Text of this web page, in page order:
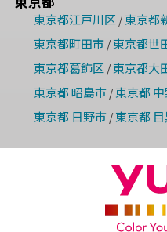
東京都江戸川区/ 東京都
東京都町田市/ 東京都世
東京都葛飾区/ 東京都大
東京都 昭島市/ 東京都
東京都 日野市/ 東京都